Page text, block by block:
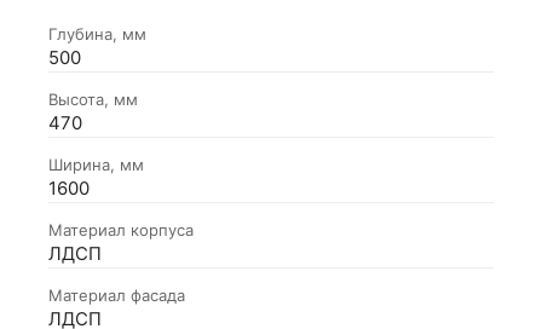
Глубина, мм
500
Высота, мм
470
Ширина, мм
1600
Материал корпуса
ЛДСП
Материал фасада
ЛДСП